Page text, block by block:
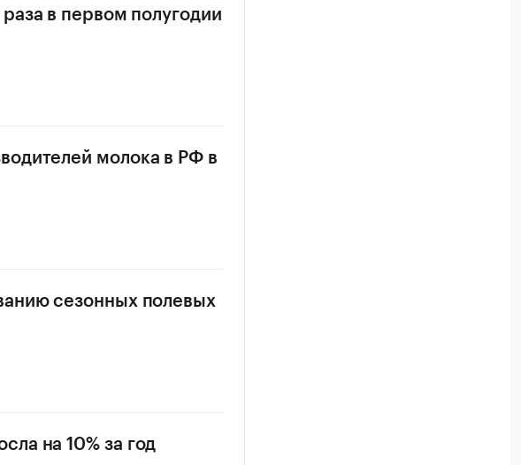
в первом полугодии
молока в РФ в
сезонных полевых
на 10% за год